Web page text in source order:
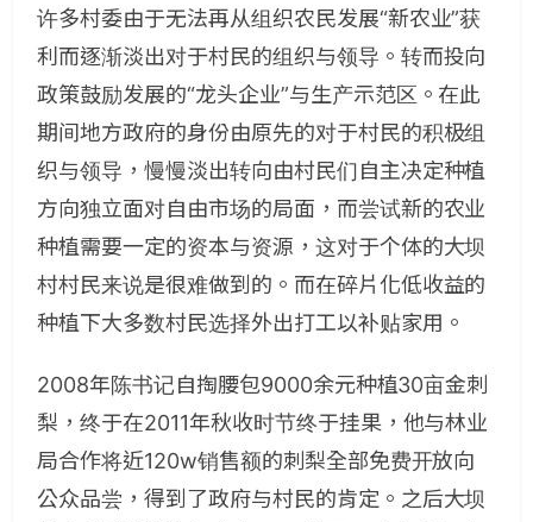
许多村委由于无法再从组织农民发展“新农业”获
利而逐渐淡出对于村民的组织与领导。转而投向
政策鼓励发展的“龙头企业”与生产示范区。在此
期间地方政府的身份由原先的对于村民的积极组
织与领导，慢慢淡出转向由村民们自主决定种植
方向独立面对自由市场的局面，而尝试新的农业
种植需要一定的资本与资源，这对于个体的大坝
村村民来说是很难做到的。而在碎片化低收益的
种植下大多数村民选择外出打工以补贴家用。
2008年陈书记自掏腰包9000余元种植30亩金刺
梨，终于在2011年秋收时节终于挂果，他与林业
局合作将近120w销售额的刺梨全部免费开放向
公众品尝，得到了政府与村民的肯定。之后大坝